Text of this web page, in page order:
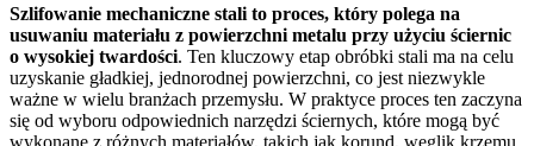
Szlifowanie mechaniczne stali to proces, który polega na
usuwaniu materiału z powierzchni metalu przy użyciu ściernic
o wysokiej twardości. Ten kluczowy etap obróbki stali ma na celu
uzyskanie gładkiej, jednorodnej powierzchni, co jest niezwykle
ważne w wielu branżach przemysłu. W praktyce proces ten zaczyna
się od wyboru odpowiednich narzędzi ściernych, które mogą być
wykonane z różnych materiałów, takich jak korund, węglik krzemu